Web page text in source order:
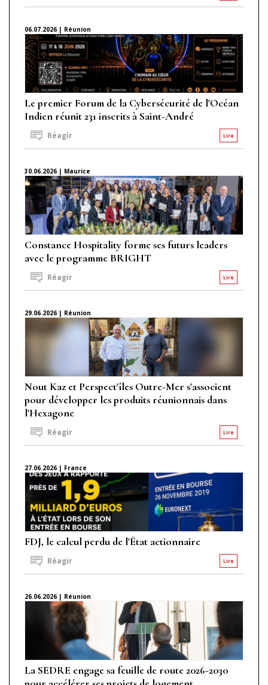
06.07.2026 | Réunion
Le premier Forum de la Cybersécurité de l'Océan
Indien réunit 231 inscrits à Saint-André
Lire
Réagir
30.06.2026 | Maurice
Constance Hospitality forme ses futurs leaders
avec le programme BRIGHT
Lire
Réagir
29.06.2026 | Réunion
Nout Kaz et Perspect'îles Outre-Mer s'associent
pour développer les produits réunionnais dans
l'Hexagone
Lire
Réagir
27.06.2026 | France
FDJ, le calcul perdu de l'État actionnaire
Lire
Réagir
26.06.2026 | Réunion
La SEDRE engage sa feuille de route 2026-2030